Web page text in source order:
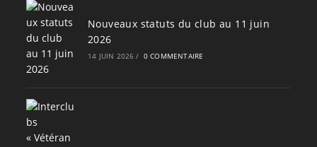
Nouveaux statuts du club au 11 juin
2026
14 JUIN 2026 / 0 COMMENTAIRE